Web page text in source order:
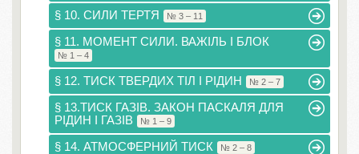
§ 10. СИЛИ ТЕРТЯ № 3 – 11
§ 11. МОМЕНТ СИЛИ. ВАЖІЛЬ І БЛОК
№ 1 – 4
§ 12. ТИСК ТВЕРДИХ ТІЛ І РІДИН № 2 – 7
§ 13.ТИСК ГАЗІВ. ЗАКОН ПАСКАЛЯ ДЛЯ
РІДИН І ГАЗІВ
№ 1 – 9
§ 14. АТМОСФЕРНИЙ ТИСК № 2 – 8